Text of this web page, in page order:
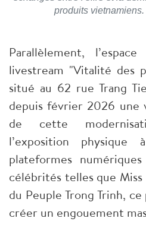
produits
Parallèlement,
livestream "Vitalité des
situé au 62 rue Trang
depuis février 2026 une
de cette
l’exposition
plateformes
célébrités telles que
du Peuple Trong Trinh,
créer un engouement